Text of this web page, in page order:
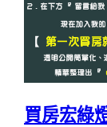
買房宏綠